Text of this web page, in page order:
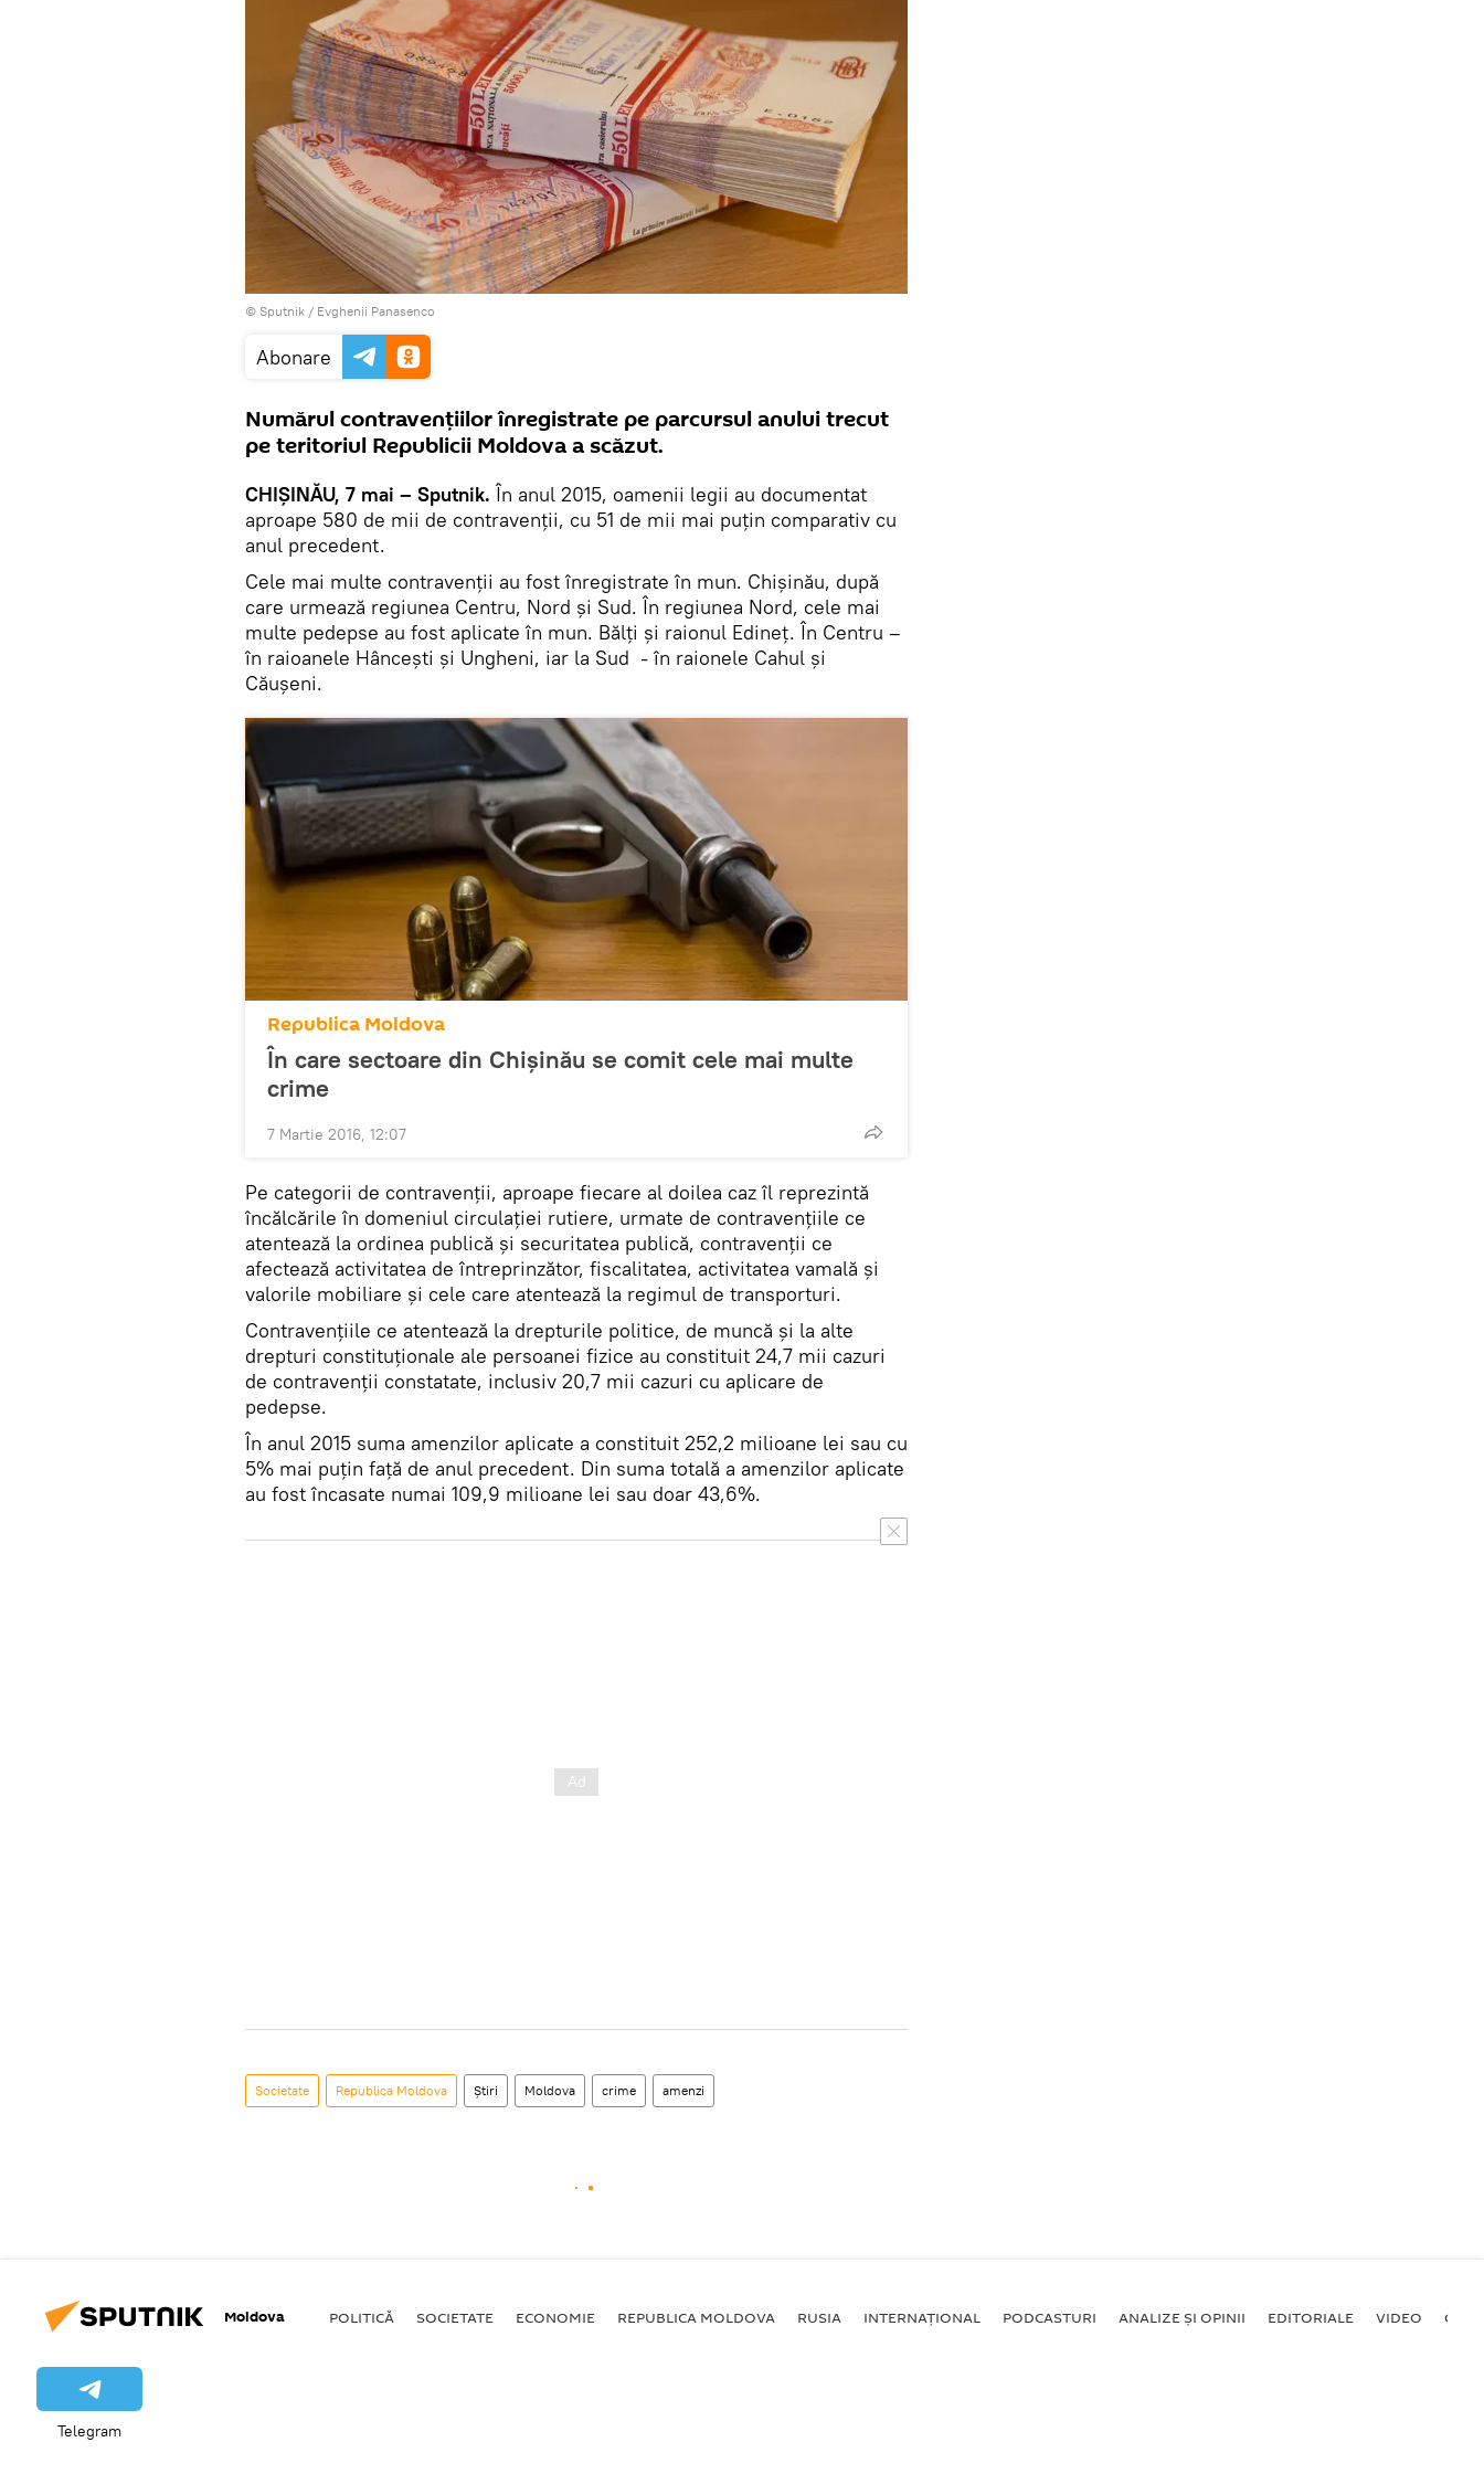
© Sputnik / Evghenii Panasenco
Abonare
Numărul contravenţiilor înregistrate pe parcursul anului trecut
pe teritoriul Republicii Moldova a scăzut.
CHIŞINĂU, 7 mai – Sputnik. În anul 2015, oamenii legii au documentat
aproape 580 de mii de contravenţii, cu 51 de mii mai puţin comparativ cu
anul precedent.
Cele mai multe contravenţii au fost înregistrate în mun. Chişinău, după
care urmează regiunea Centru, Nord şi Sud. În regiunea Nord, cele mai
multe pedepse au fost aplicate în mun. Bălţi şi raionul Edineţ. În Centru –
în raioanele Hânceşti şi Ungheni, iar la Sud - în raionele Cahul şi
Căuşeni.
Republica Moldova
În care sectoare din Chișinău se comit cele mai multe
crime
7 Martie 2016, 12:07
Pe categorii de contravenţii, aproape fiecare al doilea caz îl reprezintă
încălcările în domeniul circulaţiei rutiere, urmate de contravenţiile ce
atentează la ordinea publică şi securitatea publică, contravenţii ce
afectează activitatea de întreprinzător, fiscalitatea, activitatea vamală şi
valorile mobiliare şi cele care atentează la regimul de transporturi.
Contravenţiile ce atentează la drepturile politice, de muncă şi la alte
drepturi constituţionale ale persoanei fizice au constituit 24,7 mii cazuri
de contravenţii constatate, inclusiv 20,7 mii cazuri cu aplicare de
pedepse.
În anul 2015 suma amenzilor aplicate a constituit 252,2 milioane lei sau cu
5% mai puţin faţă de anul precedent. Din suma totală a amenzilor aplicate
au fost încasate numai 109,9 milioane lei sau doar 43,6%.
Societate Republica Moldova Știri Moldova crime amenzi
Moldova POLITICĂ SOCIETATE ECONOMIE REPUBLICA MOLDOVA RUSIA INTERNAȚIONAL PODCASTURI ANALIZE ȘI OPINII EDITORIALE VIDEO
Telegram